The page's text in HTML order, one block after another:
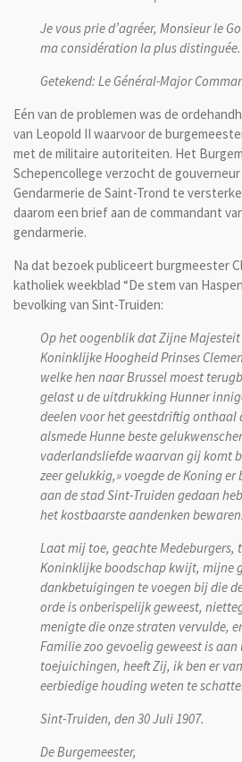
Je vous prie d’agréer, Monsieur le
ma considération la plus distinguée.
Getekend: Le Général-Major
Eén van de problemen was de
van Leopold II waarvoor de
met de militaire autoriteiten. Het
Schepencollege verzocht de
Gendarmerie de Saint-Trond te
daarom een brief aan de commandant
gendarmerie.
Na dat bezoek publiceert burgmeester
katholiek weekblad “De stem van
bevolking van Sint-Truiden:
Op het oogenblik dat Zijne
Koninklijke Hoogheid Prinses
welke hen naar Brussel moest
gelast u de uitdrukking Hunner
deelen voor het geestdriftig onthaal
alsmede Hunne beste
vaderlandsliefde waarvan gij komt
zeer gelukkig,» voegde de Koning
aan de stad Sint-Truiden gedaan
het kostbaarste aandenken
Laat mij toe, geachte Medeburgers,
Koninklijke boodschap kwijt, mijne
dankbetuigingen te voegen bij die
orde is onberispelijk geweest,
menigte die onze straten vervulde,
Familie zoo gevoelig geweest is
toejuichingen, heeft Zij, ik ben er
eerbiedige houding weten te
Sint-Truiden, den 30 Juli 1907.
De Burgemeester,